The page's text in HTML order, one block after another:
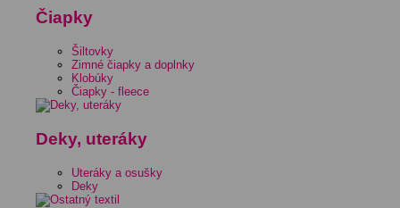
Čiapky
Šiltovky
Zimné čiapky a doplnky
Klobúky
Čiapky - fleece
Deky, uteráky
Uteráky a osušky
Deky